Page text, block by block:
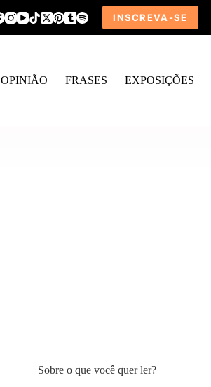
INSCREVA-SE
OPINIÃO FRASES EXPOSIÇÕES
Sobre o que você quer ler?